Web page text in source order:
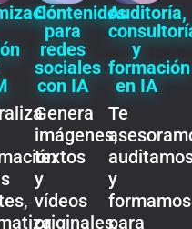
Contenidos
para
redes
sociales
con IA
Genera
imágenes,
textos
y
vídeos
originales,
Auditoría,
y
formación
en IA
Te
y
formamos
para